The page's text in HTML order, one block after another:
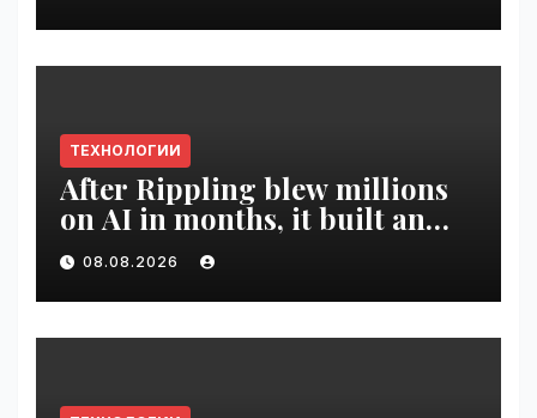
ТЕХНОЛОГИИ
After Rippling blew millions
on AI in months, it built an
employee ROI tool |
VseTime.ru
08.08.2026